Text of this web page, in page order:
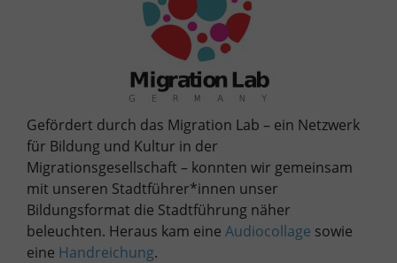
Gefördert durch das Migration Lab – ein Netzwerk
für Bildung und Kultur in der
Migrationsgesellschaft – konnten wir gemeinsam
mit unseren Stadtführer*innen unser
Bildungsformat die Stadtführung näher
beleuchten. Heraus kam eine Audiocollage sowie
eine Handreichung.